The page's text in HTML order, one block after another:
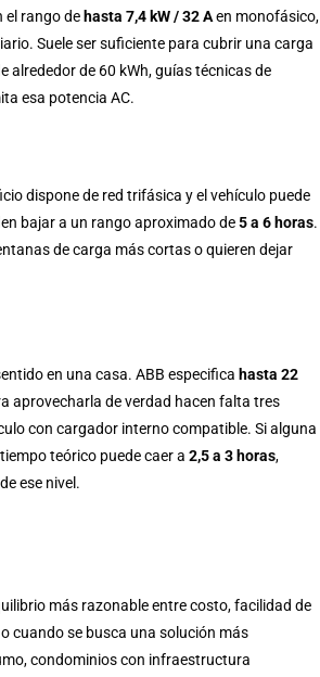
el rango de hasta 7,4 kW / 32 Aen monofásico,
Suele ser suficiente para cubrir una carga
de 60 kWh, guías técnicas de
esa potencia AC.
dispone de red trifásica y el vehículo puede
bajar a un rango aproximado de5 a 6 horas.
de carga más cortas o quieren dejar
en una casa. ABB especifica hasta 22
aprovecharla de verdad hacen falta tres
con cargador interno compatible. Si alguna
teórico puede caer a 2,5 a 3 horas,
ese nivel.
más razonable entre costo, facilidad de
cuando se busca una solución más
condominios con infraestructura